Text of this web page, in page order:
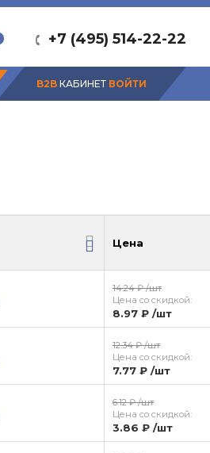
+7 (495) 514-22-22
B2B КАБИНЕТ ВОЙТИ
Цена
Цена
14.24 ₽ /шт
Цена со скидкой:
8.97 ₽ /шт
12.34 ₽ /шт
Цена со скидкой:
7.77 ₽ /шт
6.12 ₽ /шт
Цена со скидкой:
3.86 ₽ /шт